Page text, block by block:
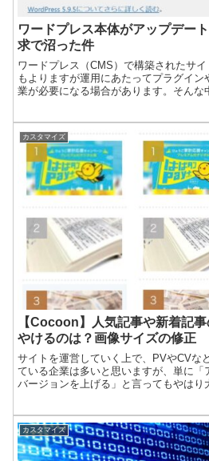
ワードプレス本体がアップデー
求で沼った件
ワードプレス（CMS）で構築されたサ
もよりますが運用にあたってプラグイ
業が必要になる場合があります。そんな
カスタマイズ
【Cocoon】人気記事や新着記
やけるのは？画像サイズの修正
サイトを運営していく上で、PVやCVな
ている企業は多いと思いますが、単に「
バージョンを上げる」と言ってもやはり
カスタマイズ